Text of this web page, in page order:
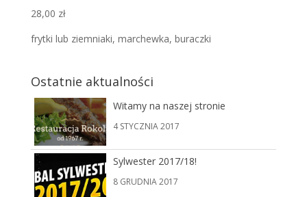
28,00 zł
frytki lub ziemniaki, marchewka, buraczki
Ostatnie aktualności
Witamy na naszej stronie
4 STYCZNIA 2017
Sylwester 2017/18!
8 GRUDNIA 2017